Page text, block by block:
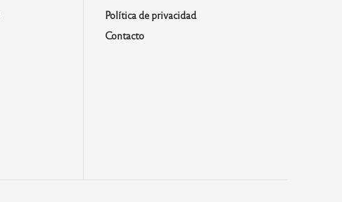
Política de privacidad
Contacto